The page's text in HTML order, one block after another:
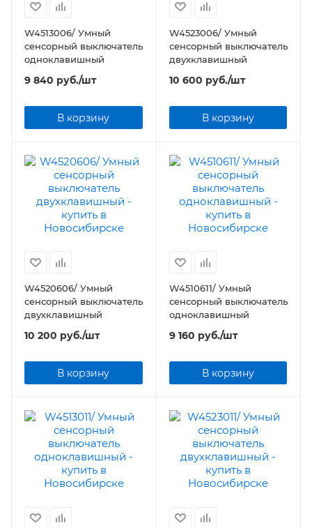
W4513006/ Умный
сенсорный выключатель
одноклавишный
9 840 руб./шт
В корзину
W4523006/ Умный
сенсорный выключатель
двухклавишный
10 600 руб./шт
В корзину
W4520606/ Умный
сенсорный выключатель
двухклавишный
10 200 руб./шт
В корзину
W4510611/ Умный
сенсорный выключатель
одноклавишный
9 160 руб./шт
В корзину